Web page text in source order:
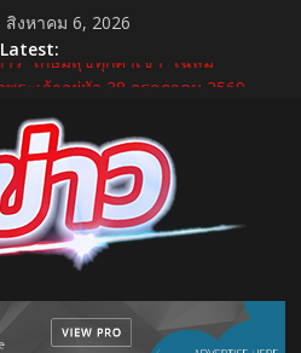
งหาคม 6, 2026
Latest:
“เกษมสุขทุกค่ำเช้า” เฉลิม
CIRCLES Feel Good โคจร
อน 2027 เปิดศักราชใหม่ เดินหน้าสู่
ชีย
สตร์การกีฬาและข้อ ดูแลแบบองค์
เชื่อมห่วงโซ่อิเล็กทรอนิกส์ หนุน